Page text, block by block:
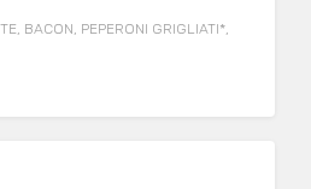
BACON, PEPERONI GRIGLIATI*,